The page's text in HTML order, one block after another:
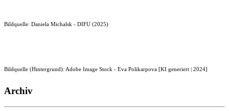
Bildquelle: Daniela Michalsk - DIFU (2025)
Bildquelle (Hintergrund): Adobe Image Stock - Eva Polikarpova [KI generiert | 2024]
Archiv